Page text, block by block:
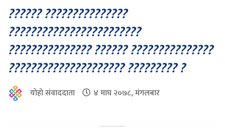
?????? ???????????????
????????????????????????
??????????????? ?????? ???????????????
????????????????????? ????????? ?
योहो संवाददाता ४ माघ २०७८, मंगलबार